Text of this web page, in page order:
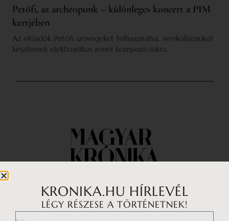
Petőfi, az archeopunk – különleges koncert a PIM
kertjében
Az előadók Petőfi szövegeket felhasználva, verskollázsokat
készítenek elektronikus zenei kompozíciókra.
Impresszum
KRONIKA.HU HÍRLEVÉL
LÉGY RÉSZESE A TÖRTÉNETNEK!